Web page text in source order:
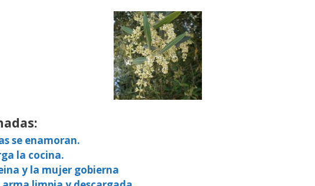
se enamoran.
la cocina.
y la mujer gobierna